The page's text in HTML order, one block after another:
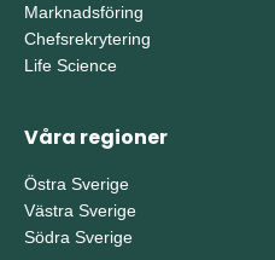
Marknadsföring
Chefsrekrytering
Life Science
Våra regioner
Östra Sverige
Västra Sverige
Södra Sverige